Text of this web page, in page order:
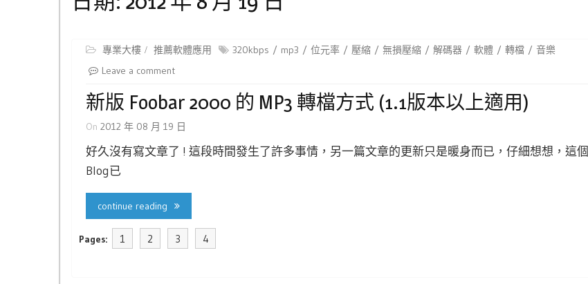
專業大樓 推薦軟體應用 320kbps mp3 位元率 壓縮 無損壓縮 解碼器 軟體 轉檔
音樂
Leave a comment
新版 Foobar 2000 的 MP3 轉檔方式 (1.1版本以上適用)
On 2012 年 08 月 19 日
好久沒有寫文章了 ! 這段時間發生了許多事情，另一篇文章的更新只是暖身而已，仔細想想，這個
Blog已
continue reading
Pages: 1 2 3 4